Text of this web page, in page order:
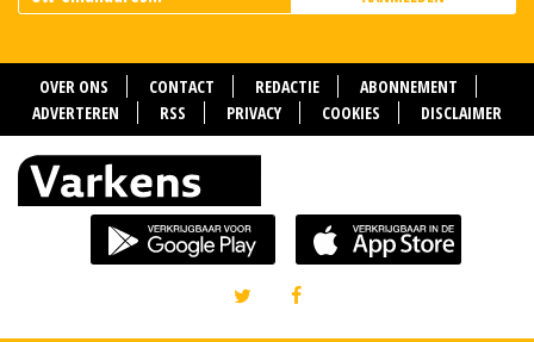
OVER ONS CONTACT REDACTIE
ABONNEMENT
ADVERTEREN
RSS PRIVACY COOKIES DISCLAIMER